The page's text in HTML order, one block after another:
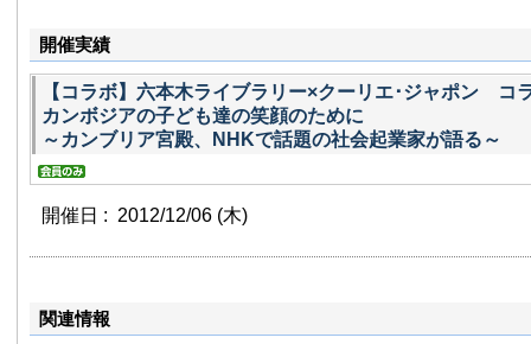
開催実績
【コラボ】六本木ライブラリー×クーリエ･ジャポン コ
カンボジアの子ども達の笑顔のために
～カンブリア宮殿、NHKで話題の社会起業家が語る～
開催日 : 2012/12/06 (木)
関連情報